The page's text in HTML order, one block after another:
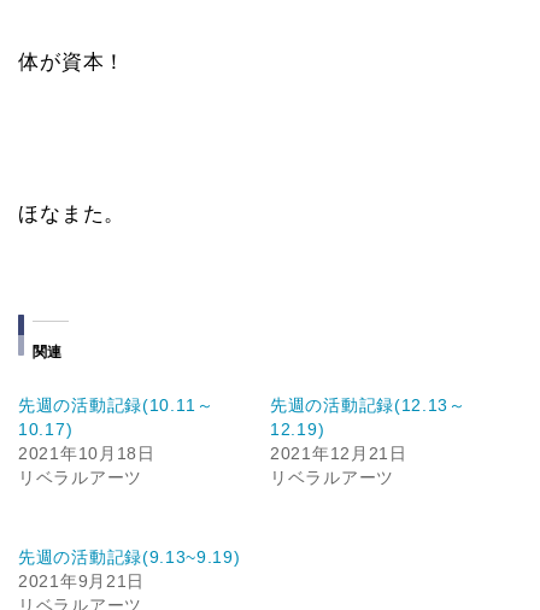
体が資本！
ほなまた。
関連
先週の活動記録(10.11～
10.17)
2021年10月18日
リベラルアーツ
先週の活動記録(12.13～
12.19)
2021年12月21日
リベラルアーツ
先週の活動記録(9.13~9.19)
2021年9月21日
リベラルアーツ